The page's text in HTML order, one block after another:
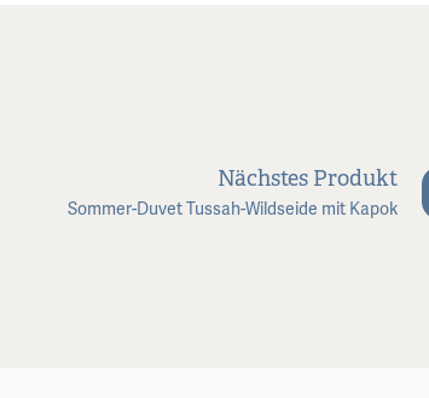
Nächstes Produkt
Sommer-Duvet Tussah-Wildseide mit Kapok